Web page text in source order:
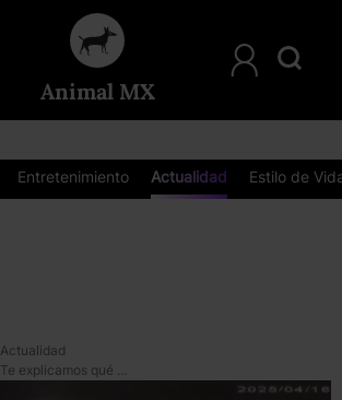
Animal MX
Entretenimiento Actualidad Estilo de
Actualidad
¿Fue un meteorito? Te explicamos qué era el “bólido” que iluminó el cielo de la CDMX